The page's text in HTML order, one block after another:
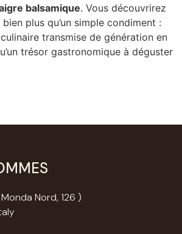
balsamique. Vous découvrirez
plus qu’un simple condiment :
transmise de génération en
trésor gastronomique à déguster
Nord, 126 )